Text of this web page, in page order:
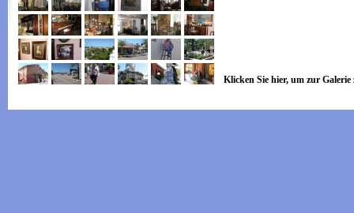
Klicken Sie hier, um zur Galerie